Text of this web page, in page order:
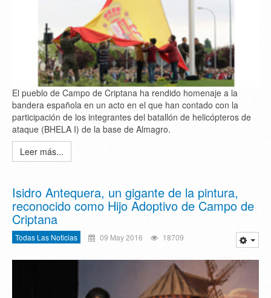
El pueblo de Campo de Criptana ha rendido homenaje a la
bandera española en un acto en el que han contado con la
participación de los integrantes del batallón de helicópteros de
ataque (BHELA I) de la base de Almagro.
Leer más...
Isidro Antequera, un gigante de la pintura,
reconocido como Hijo Adoptivo de Campo de
Criptana
Todas Las Noticias 09 May 2016 18709